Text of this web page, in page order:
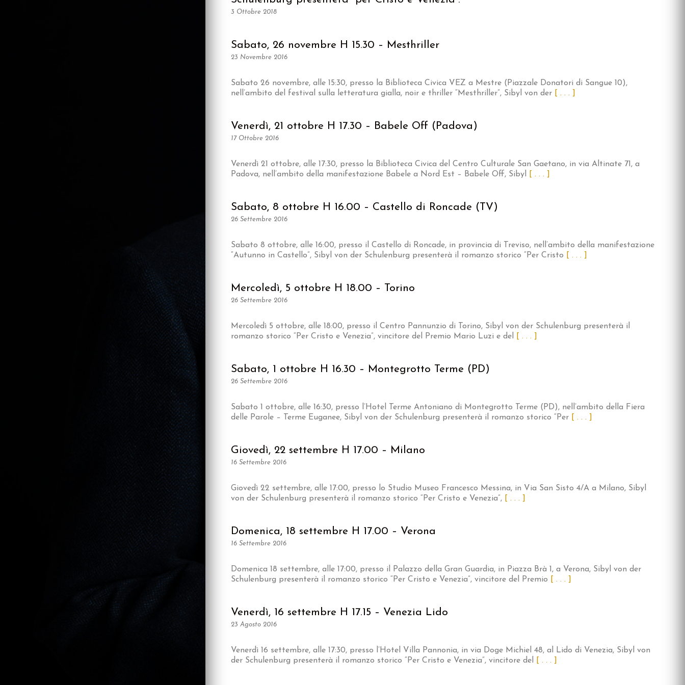
3 Ottobre 2018
Sabato, 26 novembre H 15.30 – Mesthriller
23 Novembre 2016
Sabato 26 novembre, alle 15:30, presso la Biblioteca Civica VEZ a Mestre (Piazzale Donatori di Sangue 10),
nell’ambito del festival sulla letteratura gialla, noir e thriller “Mesthriller”, Sibyl von der
[ . . . ]
Venerdì, 21 ottobre H 17.30 – Babele Off (Padova)
17 Ottobre 2016
Venerdì 21 ottobre, alle 17:30, presso la Biblioteca Civica del Centro Culturale San Gaetano, in via Altinate 71, a
Padova, nell’ambito della manifestazione Babele a Nord Est – Babele Off, Sibyl
[ . . . ]
Sabato, 8 ottobre H 16.00 – Castello di Roncade (TV)
26 Settembre 2016
Sabato 8 ottobre, alle 16:00, presso il Castello di Roncade, in provincia di Treviso, nell’ambito della manifestazione
“Autunno in Castello”, Sibyl von der Schulenburg presenterà il romanzo storico “Per Cristo
[ . . . ]
Mercoledì, 5 ottobre H 18.00 – Torino
26 Settembre 2016
Mercoledì 5 ottobre, alle 18:00, presso il Centro Pannunzio di Torino, Sibyl von der Schulenburg presenterà il
romanzo storico “Per Cristo e Venezia”, vincitore del Premio Mario Luzi e del
[ . . . ]
Sabato, 1 ottobre H 16.30 – Montegrotto Terme (PD)
26 Settembre 2016
Sabato 1 ottobre, alle 16:30, presso l’Hotel Terme Antoniano di Montegrotto Terme (PD), nell’ambito della Fiera
delle Parole – Terme Euganee, Sibyl von der Schulenburg presenterà il romanzo storico “Per
[ . . . ]
Giovedì, 22 settembre H 17.00 – Milano
16 Settembre 2016
Giovedì 22 settembre, alle 17:00, presso lo Studio Museo Francesco Messina, in Via San Sisto 4/A a Milano, Sibyl
von der Schulenburg presenterà il romanzo storico “Per Cristo e Venezia”,
[ . . . ]
Domenica, 18 settembre H 17.00 – Verona
16 Settembre 2016
Domenica 18 settembre, alle 17:00, presso il Palazzo della Gran Guardia, in Piazza Brà 1, a Verona, Sibyl von der
Schulenburg presenterà il romanzo storico “Per Cristo e Venezia”, vincitore del Premio
[ . . . ]
Venerdì, 16 settembre H 17.15 – Venezia Lido
23 Agosto 2016
Venerdì 16 settembre, alle 17:30, presso l’Hotel Villa Pannonia, in via Doge Michiel 48, al Lido di Venezia, Sibyl von
der Schulenburg presenterà il romanzo storico “Per Cristo e Venezia”, vincitore del
[ . . . ]